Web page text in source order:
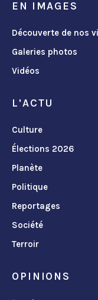
EN IMAGES
Découverte de nos
Galeries photos
Vidéos
L'ACTU
Culture
Élections 2026
Planète
Politique
Reportages
Société
Terroir
OPINIONS